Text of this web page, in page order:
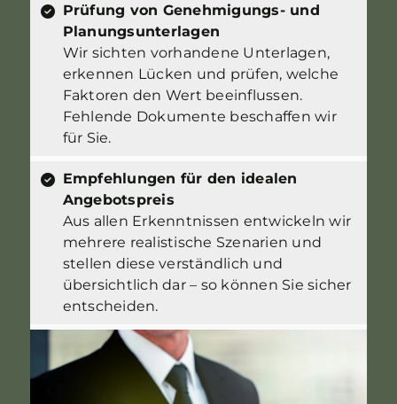
Prüfung von Genehmigungs- und
Planungsunterlagen
Wir sichten vorhandene Unterlagen,
erkennen Lücken und prüfen, welche
Faktoren den Wert beeinflussen.
Fehlende Dokumente beschaffen wir
für Sie.
Empfehlungen für den idealen
Angebotspreis
Aus allen Erkenntnissen entwickeln wir
mehrere realistische Szenarien und
stellen diese verständlich und
übersichtlich dar – so können Sie sicher
entscheiden.